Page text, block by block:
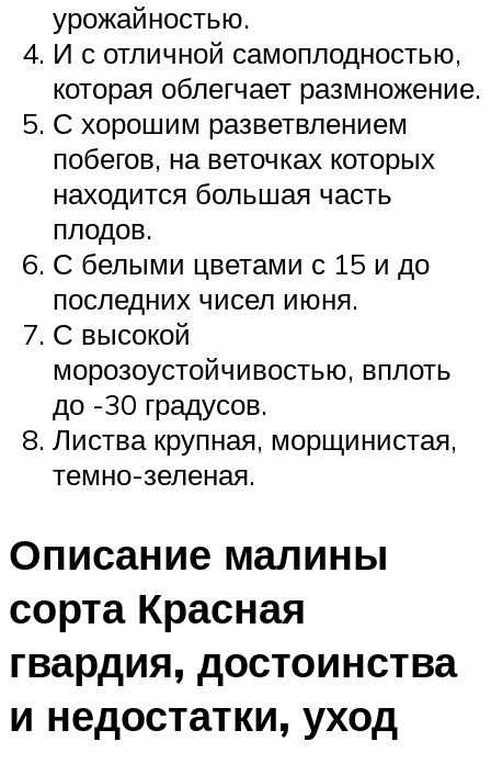
урожайностью.
И с отличной самоплодностью,
которая облегчает размножение.
С хорошим разветвлением
побегов, на веточках которых
находится большая часть
плодов.
С белыми цветами с 15 и до
последних чисел июня.
С высокой
морозоустойчивостью, вплоть
до -30 градусов.
Листва крупная, морщинистая,
темно-зеленая.
Описание малины
сорта Красная
гвардия, достоинства
и недостатки, уход